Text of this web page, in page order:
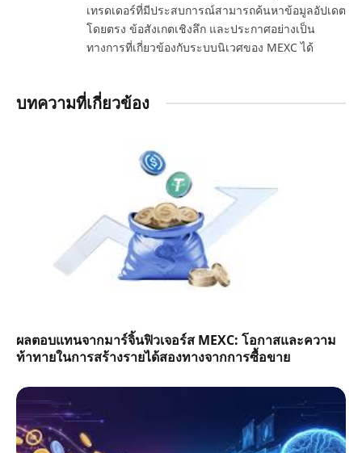
เทรดเดอร์ที่มีประสบการณ์สามารถค้นหาข้อมูลอัปเดต
โดยตรง ข้อสังเกตเชิงลึก และประกาศอย่างเป็น
ทางการที่เกี่ยวข้องกับระบบนิเวศของ MEXC ได้
บทความที่เกี่ยวข้อง
ผลตอบแทนจากมาร์จิ้นฟิวเจอร์ส MEXC: โอกาสและความ
ท้าทายในการสร้างรายได้สองทางจากการซื้อขาย